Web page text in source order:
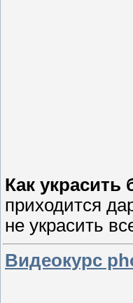
Как украсить
приходится
не украсить
Видеокурс